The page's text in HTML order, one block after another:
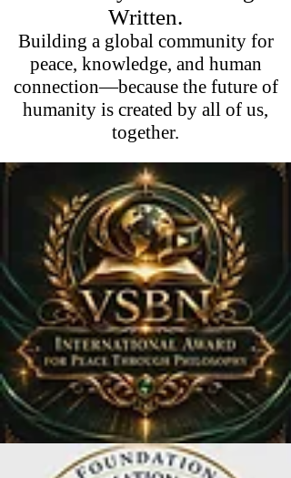
Written.
Building a global community for
peace, knowledge, and human
connection—because the future of
humanity is created by all of us,
together.